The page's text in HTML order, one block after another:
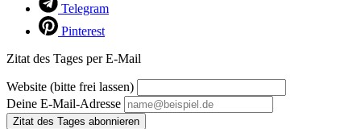
Telegram
Pinterest
Zitat des Tages per E-Mail
Website (bitte frei lassen)
Deine E-Mail-Adresse
Zitat des Tages abonnieren